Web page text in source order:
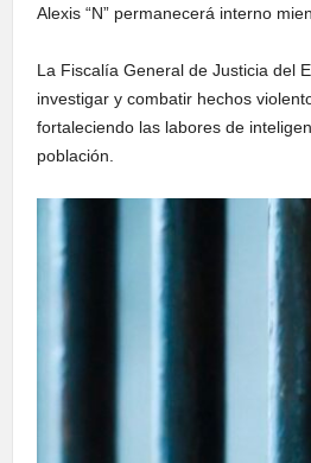
Alexis “N” permanecerá interno
La Fiscalía General de Justicia del
investigar y combatir hechos
fortaleciendo las labores de
población.